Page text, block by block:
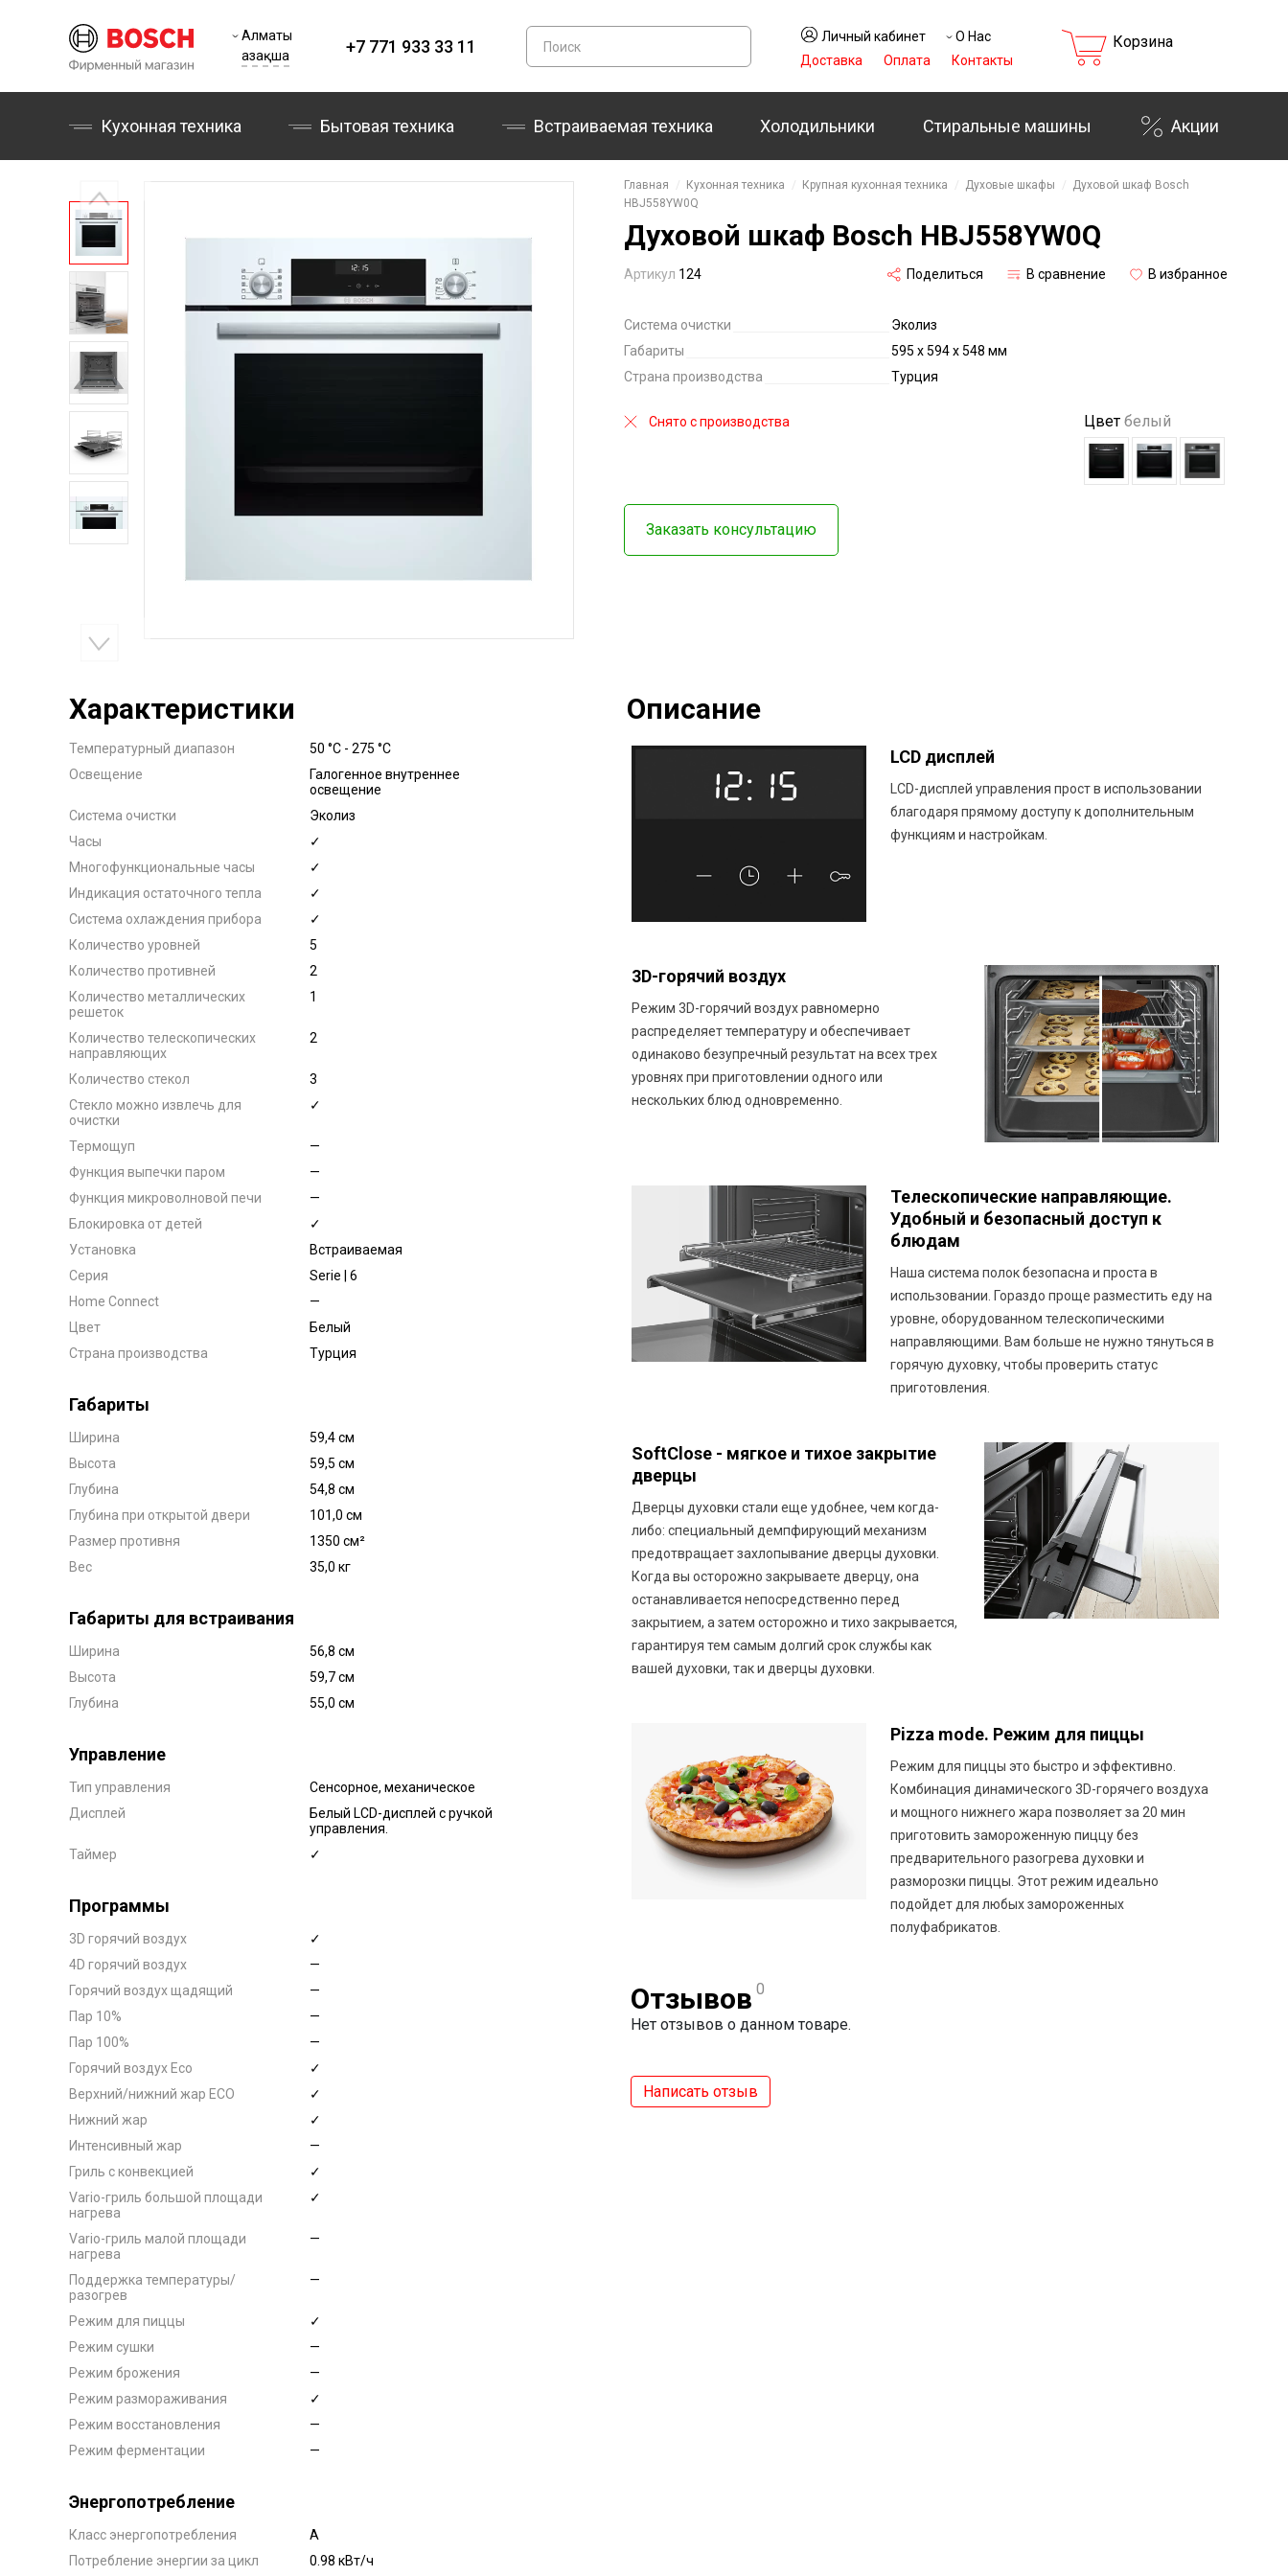
Алматы
Қазақша
+7 771 933 33 11
Личный кабинет
О Нас
Доставка
Оплата Контакты
Корзина
Кухонная техника Бытовая техника Холодильники Стиральные машины
Встраиваемая техника Акции
Главная Кухонная техника Крупная кухонная техника Духовые шкафы
Духовой шкаф Bosch
HBJ558YW0Q
Духовой шкаф Bosch HBJ558YW0Q
Артикул 124 Поделиться В сравнение В избранное
Система очистки
Эколиз
Габариты
595 x 594 x 548 мм
Страна производства
Турция
Снято с производства Цветбелый
Заказать консультацию
Характеристики
Температурный диапазон
50 °C - 275 °C
Освещение
Галогенное внутреннее
освещение
Система очистки
Эколиз
Часы
✓
Многофункциональные часы
✓
Индикация остаточного тепла
✓
Система охлаждения прибора
✓
Количество уровней
5
Количество противней
2
Количество металлических
решеток
1
Количество телескопических
направляющих
2
Количество стекол
3
Стекло можно извлечь для
очистки
✓
Термощуп
—
Функция выпечки паром
—
Функция микроволновой печи
—
Блокировка от детей
✓
Установка
Встраиваемая
Серия
Serie | 6
Home Connect
—
Цвет
Белый
Страна производства
Турция
Габариты
Ширина
59,4 см
Высота
59,5 см
Глубина
54,8 см
Глубина при открытой двери
101,0 см
Размер противня
1350 см²
Вес
35,0 кг
Габариты для встраивания
Ширина
56,8 см
Высота
59,7 см
Глубина
55,0 см
Управление
Тип управления
Сенсорное, механическое
Дисплей
Белый LCD-дисплей с ручкой
управления.
Таймер
✓
Программы
3D горячий воздух
✓
4D горячий воздух
—
Горячий воздух щадящий
—
Пар 10%
—
Пар 100%
—
Горячий воздух Eco
✓
Верхний/нижний жар ECO
✓
Нижний жар
✓
Интенсивный жар
—
Гриль с конвекцией
✓
Vario-гриль большой площади
нагрева
✓
Vario-гриль малой площади
нагрева
—
Поддержка температуры/
разогрев
—
Режим для пиццы
✓
Режим сушки
—
Режим брожения
—
Режим размораживания
✓
Режим восстановления
—
Режим ферментации
—
Энергопотребление
Класс энергопотребления
А
Потребление энергии за цикл
0.98 кВт/ч
Описание
LCD дисплей
LCD-дисплей управления прост в использовании
благодаря прямому доступу к дополнительным
функциям и настройкам.
3D-горячий воздух
Режим 3D-горячий воздух равномерно
распределяет температуру и обеспечивает
одинаково безупречный результат на всех трех
уровнях при приготовлении одного или
нескольких блюд одновременно.
Телескопические направляющие.
Удобный и безопасный доступ к
блюдам
Наша система полок безопасна и проста в
использовании. Гораздо проще разместить еду на
уровне, оборудованном телескопическими
направляющими. Вам больше не нужно тянуться в
горячую духовку, чтобы проверить статус
приготовления.
SoftClose - мягкое и тихое закрытие
дверцы
Дверцы духовки стали еще удобнее, чем когда-
либо: специальный демпфирующий механизм
предотвращает захлопывание дверцы духовки.
Когда вы осторожно закрываете дверцу, она
останавливается непосредственно перед
закрытием, а затем осторожно и тихо закрывается,
гарантируя тем самым долгий срок службы как
вашей духовки, так и дверцы духовки.
Pizza mode. Режим для пиццы
Режим для пиццы это быстро и эффективно.
Комбинация динамического 3D-горячего воздуха
и мощного нижнего жара позволяет за 20 мин
приготовить замороженную пиццу без
предварительного разогрева духовки и
разморозки пиццы. Этот режим идеально
подойдет для любых замороженных
полуфабрикатов.
Отзывов 0
Нет отзывов о данном товаре.
Написать отзыв